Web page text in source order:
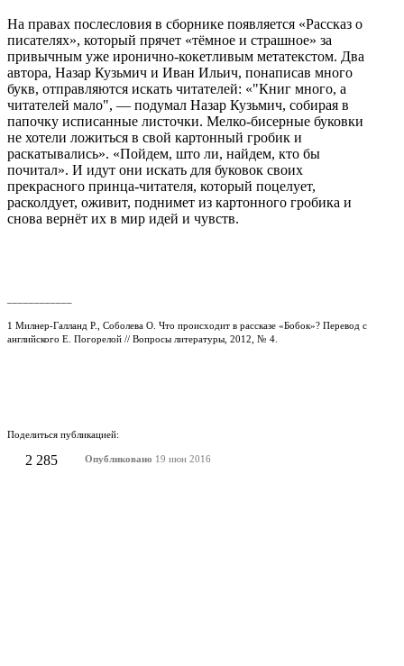
На правах послесловия в сборнике появляется «Рассказ о
писателях», который прячет «тёмное и страшное» за
привычным уже иронично-кокетливым метатекстом. Два
автора, Назар Кузьмич и Иван Ильич, понаписав много
букв, отправляются искать читателей: «"Книг много, а
читателей мало", — подумал Назар Кузьмич, собирая в
папочку исписанные листочки. Мелко-бисерные буковки
не хотели ложиться в свой картонный гробик и
раскатывались». «Пойдем, што ли, найдем, кто бы
почитал». И идут они искать для буковок своих
прекрасного принца-читателя, который поцелует,
расколдует, оживит, поднимет из картонного гробика и
снова вернёт их в мир идей и чувств.
1 Милнер-Галланд Р., Соболева О. Что происходит в рассказе «Бобок»? Перевод с
английского Е. Погорелой // Вопросы литературы, 2012, № 4.
Поделиться публикацией:
2 285 Опубликовано 19 июн 2016